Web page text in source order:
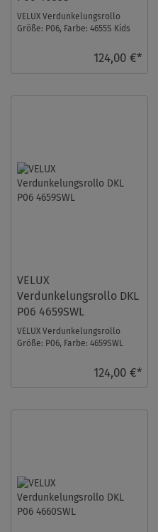
VELUX Verdunkelungsrollo
Größe: P06, Farbe: 4655S Kids
124,00 €*
VELUX
Verdunkelungsrollo DKL
P06 4659SWL
VELUX Verdunkelungsrollo
Größe: P06, Farbe: 4659SWL
124,00 €*